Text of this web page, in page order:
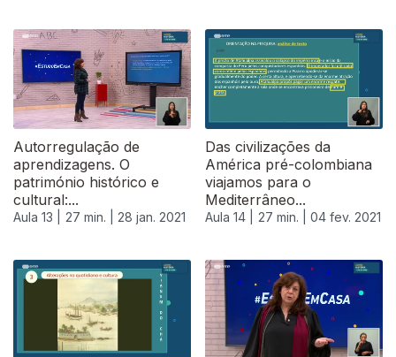
Autorregulação de
aprendizagens. O
património histórico e
cultural:...
Aula 13 | 27 min. | 28 jan. 2021
Das civilizações da
América pré-colombiana
viajamos para o
Mediterrâneo...
Aula 14 | 27 min. | 04 fev. 2021